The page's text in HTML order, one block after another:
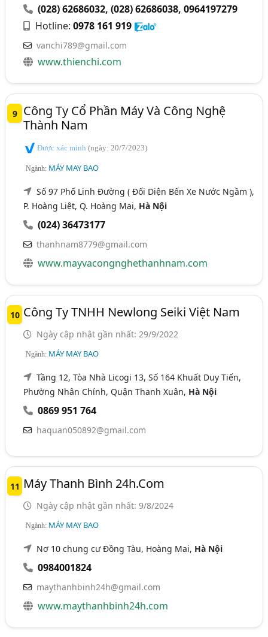
(028) 62686032,(028) 62686038,0964197279
Hotline:0978 161 919
vanchi789@gmail.com
www.thienchi.com
9
Công Ty Cổ Phần Máy Và Công Nghệ
Thành Nam
Được xác minh(ngày: 20/7/2023)
Ngành: MÁY MAY BAO
Số 97 Phố Linh Đường ( Đối Diện Bến Xe Nước Ngầm ),
P. Hoàng Liệt, Q. Hoàng Mai, Hà Nội
(024) 36473177
thanhnam8779@gmail.com
www.mayvacongnghethanhnam.com
10 Công Ty TNHH Newlong Seiki Việt Nam
Ngày cập nhật gần nhất: 29/9/2022
Ngành: MÁY MAY BAO
Tầng 12, Tòa Nhà Licogi 13, Số 164 Khuất Duy Tiến,
Phường Nhân Chính, Quận Thanh Xuân, Hà Nội
0869 951 764
haquan050892@gmail.com
11 Máy Thanh Bình 24h.com
Ngày cập nhật gần nhất: 9/8/2024
Ngành: MÁY MAY BAO
Nơ 10 chung cư Đồng Tàu, Hoàng Mai, Hà Nội
0984001824
maythanhbinh24h@gmail.com
www.maythanhbinh24h.com